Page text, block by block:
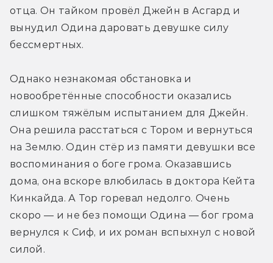
отца. Он тайком провёл Джейн в Асгард и
вынудил Одина даровать девушке силу
бессмертных.
Однако незнакомая обстановка и
новообретённые способности оказались
слишком тяжёлым испытанием для Джейн.
Она решила расстаться с Тором и вернуться
на Землю. Один стёр из памяти девушки все
воспоминания о боге грома. Оказавшись
дома, она вскоре влюбилась в доктора Кейта
Кинкайда. А Тор горевал недолго. Очень
скоро — и не без помощи Одина — бог грома
вернулся к Сиф, и их роман вспыхнул с новой
силой.